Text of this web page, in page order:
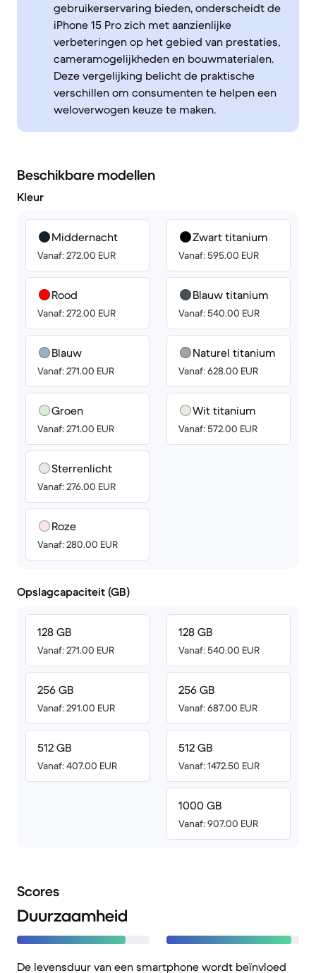
gebruikerservaring bieden, onderscheidt de
iPhone 15 Pro zich met aanzienlijke
verbeteringen op het gebied van prestaties,
cameramogelijkheden en bouwmaterialen.
Deze vergelijking belicht de praktische
verschillen om consumenten te helpen een
weloverwogen keuze te maken.
Beschikbare modellen
Kleur
Middernacht
Vanaf: 272.00 EUR
Rood
Vanaf: 272.00 EUR
Blauw
Vanaf: 271.00 EUR
Groen
Vanaf: 271.00 EUR
Sterrenlicht
Vanaf: 276.00 EUR
Roze
Vanaf: 280.00 EUR
Zwart titanium
Vanaf: 595.00 EUR
Blauw titanium
Vanaf: 540.00 EUR
Naturel titanium
Vanaf: 628.00 EUR
Wit titanium
Vanaf: 572.00 EUR
Opslagcapaciteit (GB)
128 GB
Vanaf: 271.00 EUR
256 GB
Vanaf: 291.00 EUR
512 GB
Vanaf: 407.00 EUR
128 GB
Vanaf: 540.00 EUR
256 GB
Vanaf: 687.00 EUR
512 GB
Vanaf: 1472.50 EUR
1000 GB
Vanaf: 907.00 EUR
Scores
Duurzaamheid
De levensduur van een smartphone wordt beïnvloed